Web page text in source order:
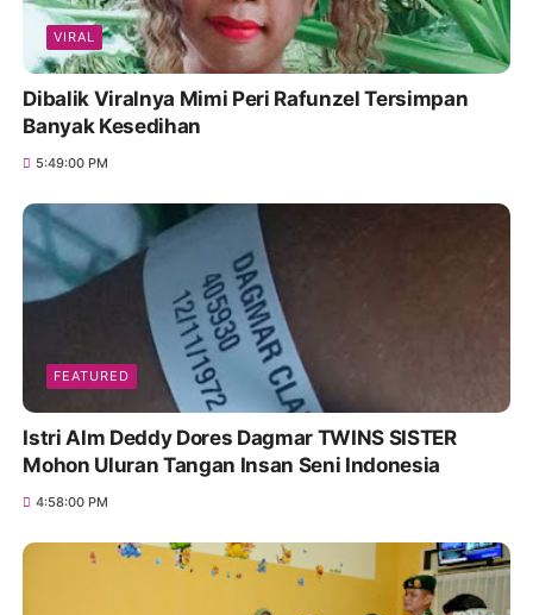
VIRAL
Dibalik Viralnya Mimi Peri Rafunzel Tersimpan
Banyak Kesedihan
5:49:00 PM
FEATURED
Istri Alm Deddy Dores Dagmar TWINS SISTER
Mohon Uluran Tangan Insan Seni Indonesia
4:58:00 PM